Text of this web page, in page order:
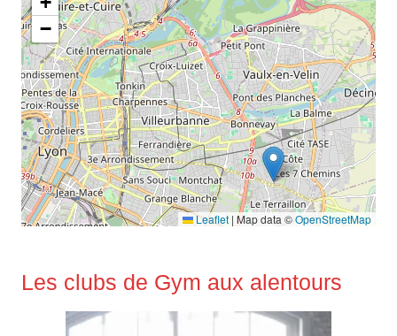
−
Leaflet | Map data ©OpenStreetMap
Les clubs de Gym aux alentours